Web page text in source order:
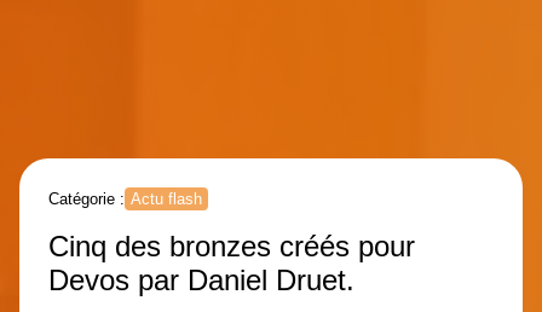
Catégorie : Actu flash
Cinq des bronzes créés pour
Devos par Daniel Druet.